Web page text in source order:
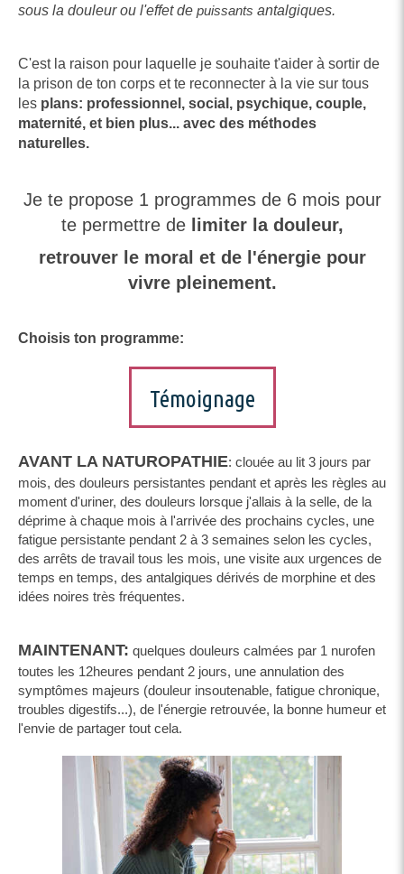
sous la douleur ou l'effet de puissants antalgiques.
C'est la raison pour laquelle je souhaite t'aider à sortir de
la prison de ton corps et te reconnecter à la vie sur tous
les plans: professionnel, social, psychique, couple,
maternité, et bien plus... avec des méthodes
naturelles.
Je te propose 1 programmes de 6 mois pour
te permettre delimiter la douleur,
retrouver le moral et de l'énergie pour
vivre pleinement.
Choisis ton programme:
Témoignage
AVANT LA NATUROPATHIE: clouée au lit 3 jours par
mois, des douleurs persistantes pendant et après les règles au
moment d'uriner, des douleurs lorsque j'allais à la selle, de la
déprime à chaque mois à l'arrivée des prochains cycles, une
fatigue persistante pendant 2 à 3 semaines selon les cycles,
des arrêts de travail tous les mois, une visite aux urgences de
temps en temps, des antalgiques dérivés de morphine et des
idées noires très fréquentes.
MAINTENANT: quelques douleurs calmées par 1 nurofen
toutes les 12heures pendant 2 jours, une annulation des
symptômes majeurs (douleur insoutenable, fatigue chronique,
troubles digestifs...), de l'énergie retrouvée, la bonne humeur et
l'envie de partager tout cela.